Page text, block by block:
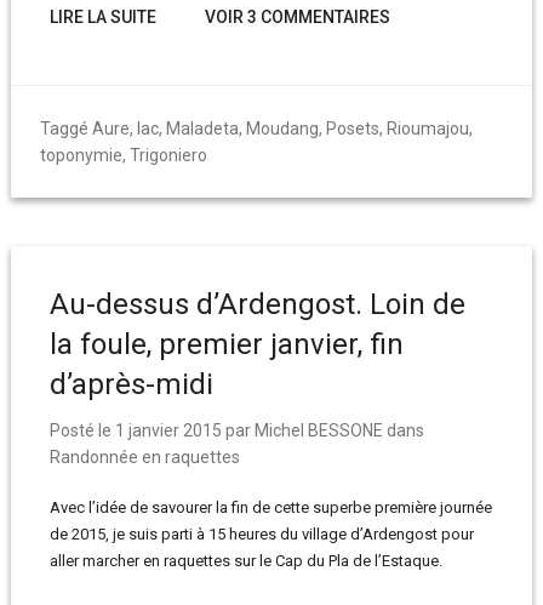
LIRE LA SUITE VOIR 3 COMMENTAIRES
Taggé Aure, lac, Maladeta, Moudang, Posets, Rioumajou,
toponymie, Trigoniero
Au-dessus d’Ardengost. Loin de
la foule, premier janvier, fin
d’après-midi
Posté le 1 janvier 2015 par Michel BESSONE dans
Randonnée en raquettes
Avec l’idée de savourer la fin de cette superbe première journée
de 2015, je suis parti à 15 heures du village d’Ardengost pour
aller marcher en raquettes sur le Cap du Pla de l’Estaque.